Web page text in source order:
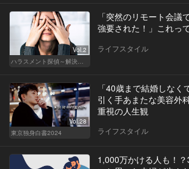
Vol.2
ハラスメント探偵～解決編～
「突然のリモート会議
強要された！」これっ
ライフスタイル
Vol.28
東京独身白書2024
「40歳まで結婚しなく
引く手あまたな美容外
重視の人生観
ライフスタイル
1,000万かける人も！